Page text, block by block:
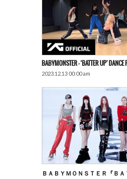
BABYMONSTER – ‘BATTER UP’ DANCE
2023.12.13 00:00 am
ＢＡＢＹＭＯＮＳＴＥＲ『Ｂ